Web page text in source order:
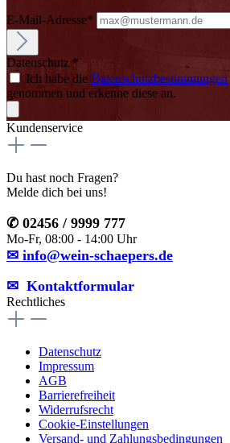
E-Mail-Adresse*
Datenschutz *
Ich habe die Datenschutzbestimmungen
genommen und erkenne diese an.
Kundenservice
Du hast noch Fragen?
Melde dich bei uns!
✆ 02456 / 9999 777
Mo-Fr, 08:00 - 14:00 Uhr
✉ info@wein-schaepers.de
✉︎ Kontaktformular
Rechtliches
Datenschutz
Impressum
AGB
Barrierefreiheit
Widerrufsrecht
Cookie-Einstellungen
Versand- und Zahlungsbedingungen